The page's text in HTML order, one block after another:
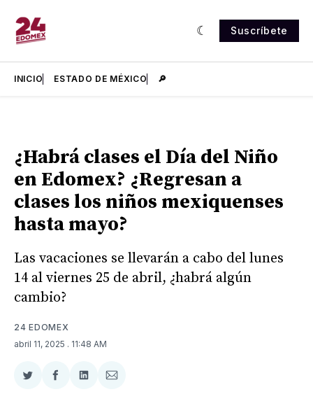
Suscríbete
INICIO ESTADO DE MÉXICO 🔎
¿Habrá clases el Día del Niño
en Edomex? ¿Regresan a
clases los niños mexiquenses
hasta mayo?
Las vacaciones se llevarán a cabo del lunes
14 al viernes 25 de abril, ¿habrá algún
cambio?
24 EDOMEX
abril 11, 2025 . 11:48 AM
CompartirCompartir
CompartirCompartir